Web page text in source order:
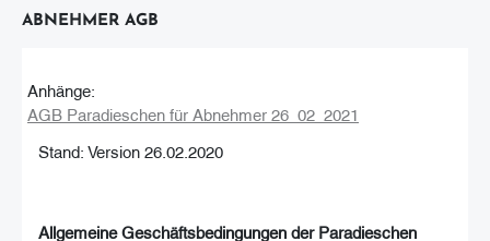
ABNEHMER AGB
Anhänge:
AGB Paradieschen für Abnehmer 26_02_2021
Stand: Version 26.02.2020
Allgemeine Geschäftsbedingungen der Paradieschen